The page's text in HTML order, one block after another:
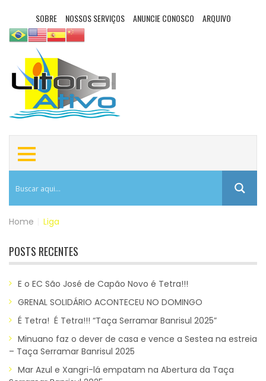
SOBRE NOSSOS SERVIÇOS ANUNCIE CONOSCO ARQUIVO
Home Liga
POSTS RECENTES
E o EC São José de Capão Novo é Tetra!!!
GRENAL SOLIDÁRIO ACONTECEU NO DOMINGO
É Tetra! É Tetra!!! “Taça Serramar Banrisul 2025”
Minuano faz o dever de casa e vence a Sestea na estreia
– Taça Serramar Banrisul 2025
Mar Azul e Xangri-lá empatam na Abertura da Taça